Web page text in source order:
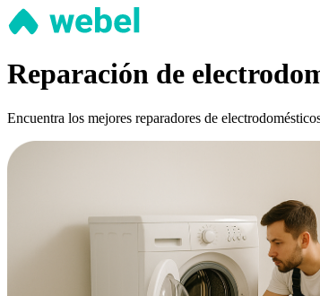
Reparación de
Encuentra los mejores reparadores de